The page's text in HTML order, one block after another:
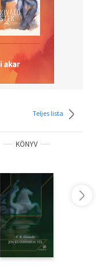
Teljes lista
KÖNYV